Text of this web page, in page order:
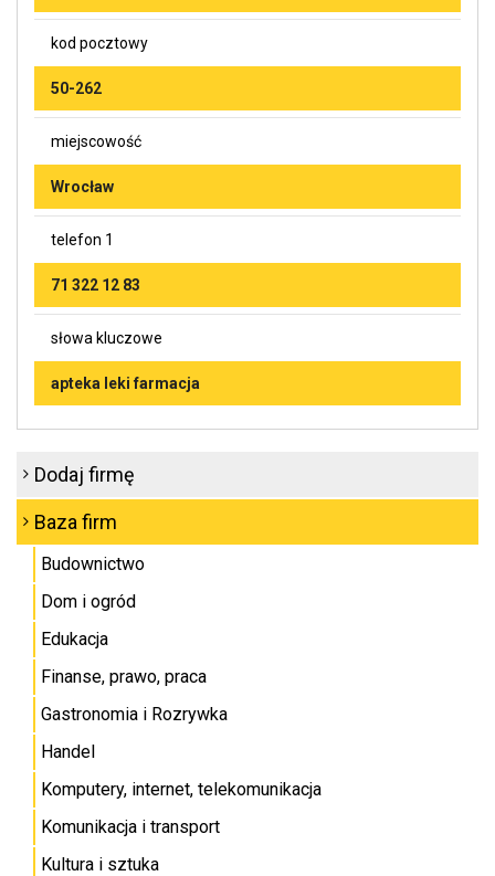
kod pocztowy
50-262
miejscowość
Wrocław
telefon 1
71 322 12 83
słowa kluczowe
apteka leki farmacja
Dodaj firmę
Baza firm
Budownictwo
Dom i ogród
Edukacja
Finanse, prawo, praca
Gastronomia i Rozrywka
Handel
Komputery, internet, telekomunikacja
Komunikacja i transport
Kultura i sztuka